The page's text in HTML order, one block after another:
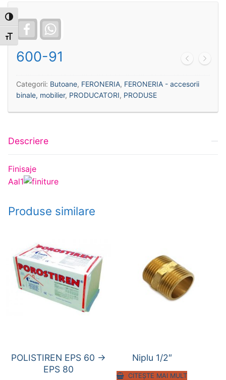
Toggle High Contrast
Toggle Font size
Facebook
600-91
Categorii: Butoane, FERONERIA, FERONERIA - accesorii
binale, mobilier, PRODUCATORI, PRODUSE
Descriere
Finisaje
Aal1
Produse similare
POLISTIREN EPS 60 ->
EPS 80
Niplu 1/2″
CITEȘTE MAI MULT